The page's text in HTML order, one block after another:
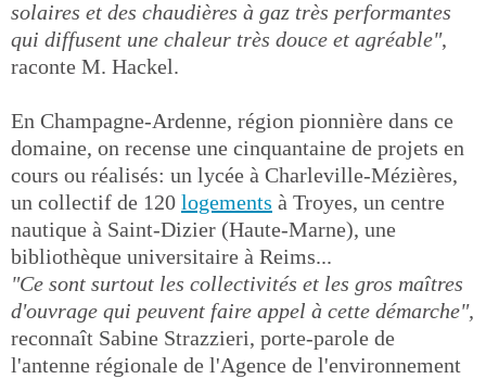
solaires et des chaudières à gaz très performantes
qui diffusent une chaleur très douce et agréable",
raconte M. Hackel.
En Champagne-Ardenne, région pionnière dans ce
domaine, on recense une cinquantaine de projets en
cours ou réalisés: un lycée à Charleville-Mézières,
un collectif de 120 logements à Troyes, un centre
nautique à Saint-Dizier (Haute-Marne), une
bibliothèque universitaire à Reims...
"Ce sont surtout les collectivités et les gros maîtres
d'ouvrage qui peuvent faire appel à cette démarche",
reconnaît Sabine Strazzieri, porte-parole de
l'antenne régionale de l'Agence de l'environnement